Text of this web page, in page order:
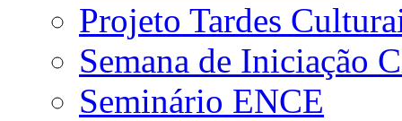
Projeto Tardes
Semana de Iniciação
Seminário ENCE